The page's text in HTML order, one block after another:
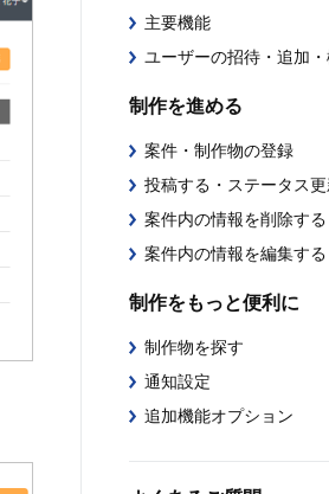
主要機能
ユーザーの招待・追加
制作を進める
案件・制作物の登録
投稿する・ステータス
案件内の情報を削除する
案件内の情報を編集する
制作をもっと便利に
制作物を探す
通知設定
追加機能オプション